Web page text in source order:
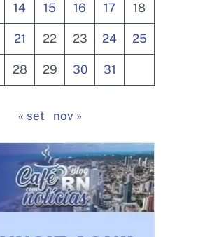
14 15 16 17 18
21 22 23 24 25
28 29 30 31
« set nov »